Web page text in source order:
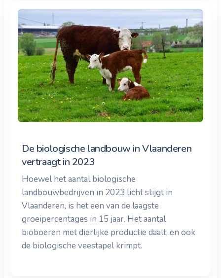
De biologische landbouw in Vlaanderen
vertraagt in 2023
Hoewel het aantal biologische
landbouwbedrijven in 2023 licht stijgt in
Vlaanderen, is het een van de laagste
groeipercentages in 15 jaar. Het aantal
bioboeren met dierlijke productie daalt, en ook
de biologische veestapel krimpt.